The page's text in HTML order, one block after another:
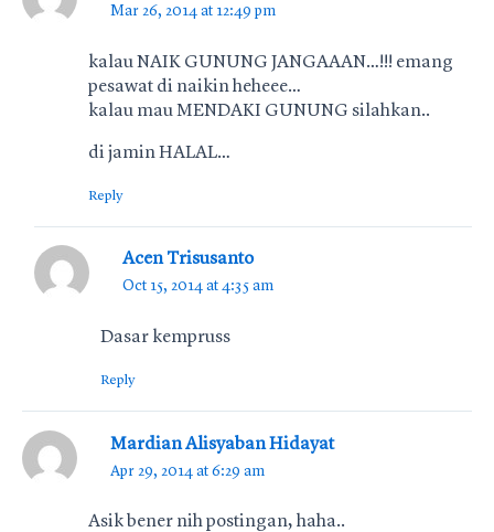
Mar 26, 2014 at 12:49 pm
kalau NAIK GUNUNG JANGAAAN…!!! emang
pesawat di naikin heheee…
kalau mau MENDAKI GUNUNG silahkan..
di jamin HALAL…
Reply
Acen Trisusanto
Oct 15, 2014 at 4:35 am
Dasar kempruss
Reply
Mardian Alisyaban Hidayat
Apr 29, 2014 at 6:29 am
Asik bener nih postingan, haha..